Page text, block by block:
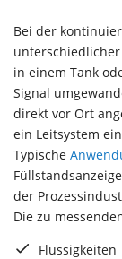
Bei der
in einem Tank
Signal
direkt vor Ort
ein Leitsystem
Typische
der
Die zu
Flüssigkeiten